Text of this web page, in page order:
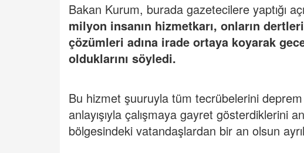
Bakan Kurum, burada gazetecilere yaptığı
milyon insanın hizmetkarı, onların
çözümleri adına irade ortaya koyarak
olduklarını söyledi.
Bu hizmet şuuruyla tüm tecrübelerini deprem
anlayışıyla çalışmaya gayret gösterdiklerini
bölgesindeki vatandaşlardan bir an olsun